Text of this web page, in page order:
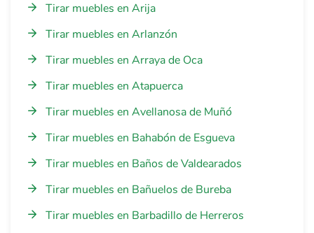
Tirar muebles en Arija
Tirar muebles en Arlanzón
Tirar muebles en Arraya de Oca
Tirar muebles en Atapuerca
Tirar muebles en Avellanosa de Muñó
Tirar muebles en Bahabón de Esgueva
Tirar muebles en Baños de Valdearados
Tirar muebles en Bañuelos de Bureba
Tirar muebles en Barbadillo de Herreros